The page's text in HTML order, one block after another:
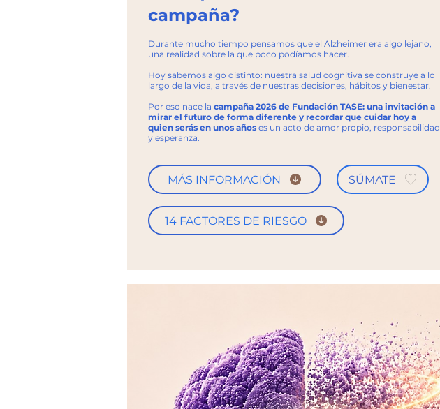
campaña?
Durante mucho tiempo pensamos que el Alzheimer era algo lejano,
una realidad sobre la que poco podíamos hacer.
Hoy sabemos algo distinto: nuestra salud cognitiva se construye a lo
largo de la vida, a través de nuestras decisiones, hábitos y bienestar.
Por eso nace la campaña 2026 de Fundación TASE: una invitación a
mirar el futuro de forma diferente y recordar que cuidar hoy a
quien serás en unos años es un acto de amor propio, responsabilidad
y esperanza.
MÁS INFORMACIÓN SÚMATE
14 FACTORES DE RIESGO